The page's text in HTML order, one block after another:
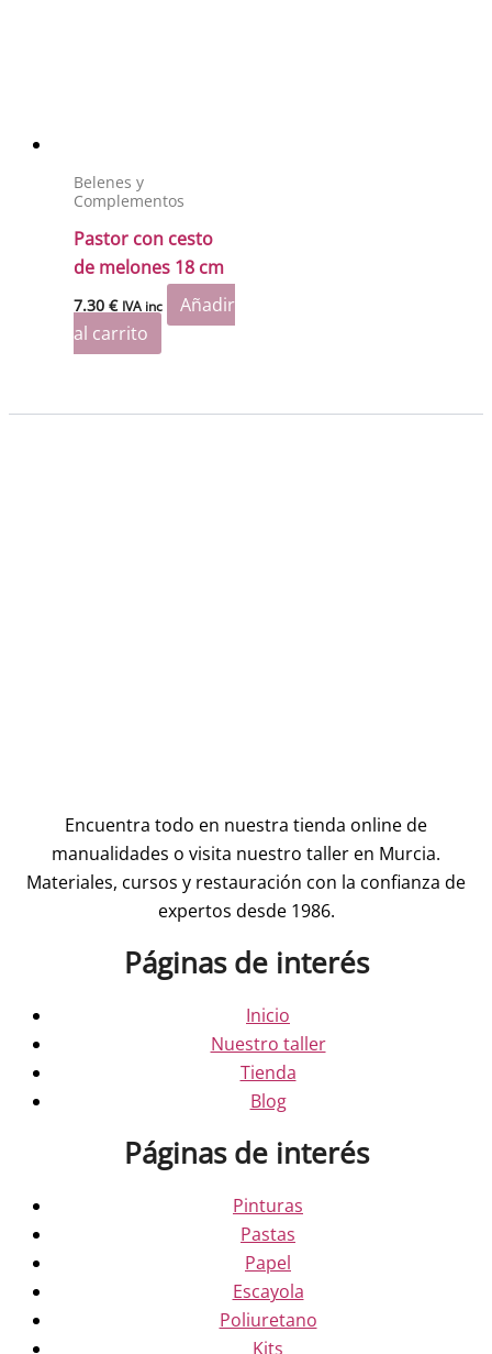
Belenes y
Complementos
Pastor con cesto
de melones 18 cm
7.30€ IVA inc
Añadir
al carrito
Encuentra todo en nuestra tienda online de
manualidades o visita nuestro taller en Murcia.
Materiales, cursos y restauración con la confianza de
expertos desde 1986.
Páginas de interés
Inicio
Nuestro taller
Tienda
Blog
Páginas de interés
Pinturas
Pastas
Papel
Escayola
Poliuretano
Kits